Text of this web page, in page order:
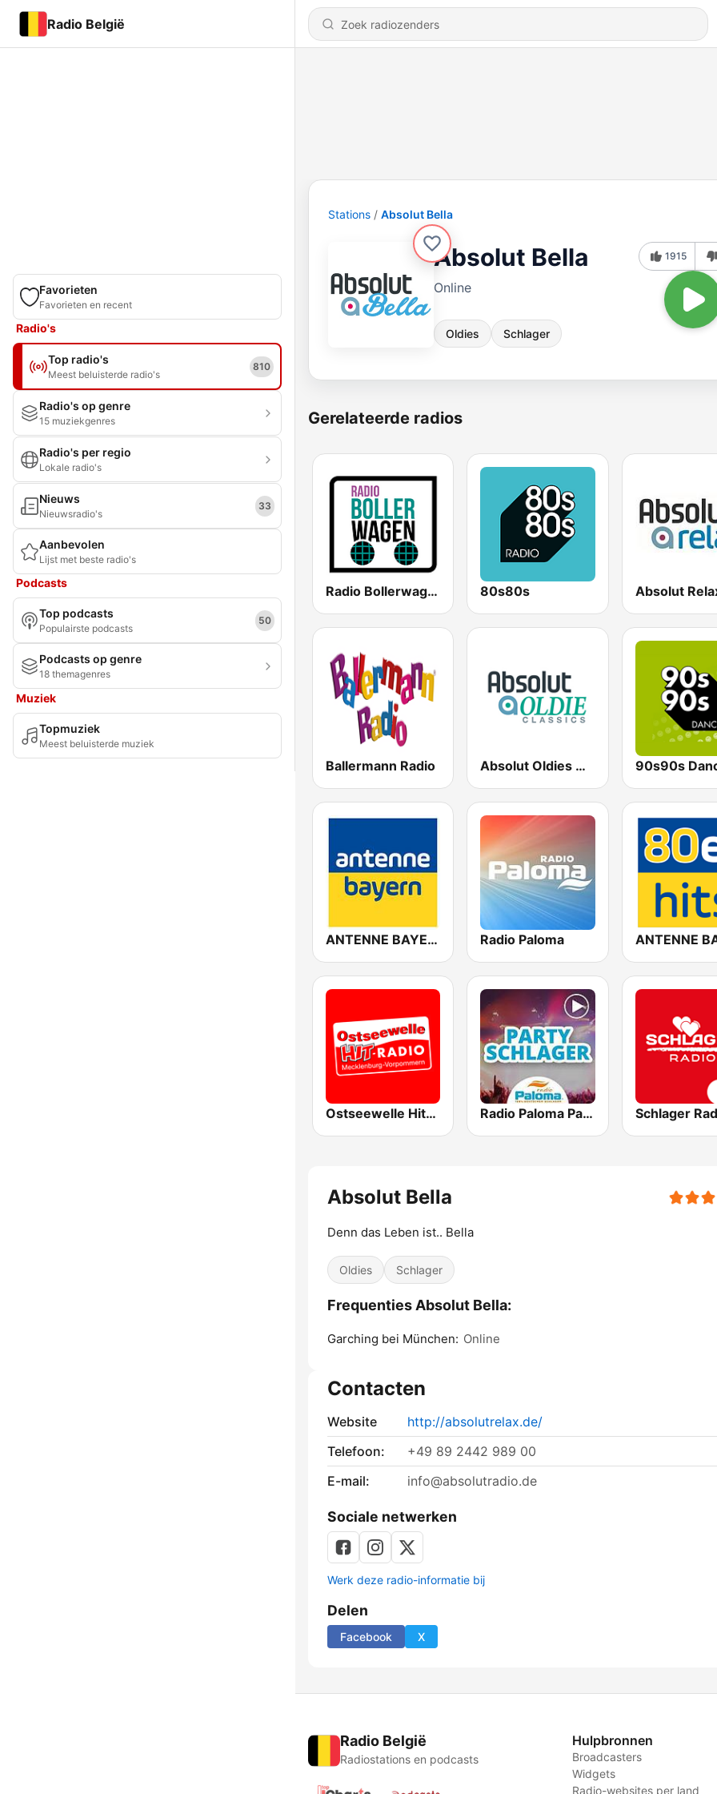
Radio België
Favorieten
Favorieten en recent
Radio's
Top radio's
Meest beluisterde radio's
810
Radio's op genre
15 muziekgenres
Radio's per regio
Lokale radio's
Nieuws
Nieuwsradio's
33
Aanbevolen
Lijst met beste radio's
Podcasts
Top podcasts
Populairste podcasts
50
Podcasts op genre
18 themagenres
Muziek
Topmuziek
Meest beluisterde muziek
Stations Absolut Bella
Absolut Bella
Online
Oldies Schlager
1915
Gerelateerde radios
Radio Bollerwagen 80s80s Absolut
Ballermann Radio Absolut Oldies Classics 90s90s
ANTENNE BAYERN Radio Paloma
Ostseewelle Hit-Radio 105.6 Radio Paloma Partyschlager Schlager
Absolut Bella
Denn das Leben ist.. Bella
Oldies Schlager
Frequenties Absolut Bella:
Garching bei München: Online
Contacten
Website
http://absolutrelax.de/
Telefoon:
+49 89 2442 989 00
E-mail:
info@absolutradio.de
Sociale netwerken
Werk deze radio-informatie bij
Delen
Facebook X
Radio België
Radiostations en podcasts
Hulpbronnen
Broadcasters
Widgets
Radio-websites per land